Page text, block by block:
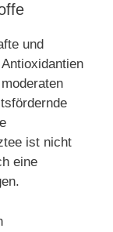
und
ist nicht
eine